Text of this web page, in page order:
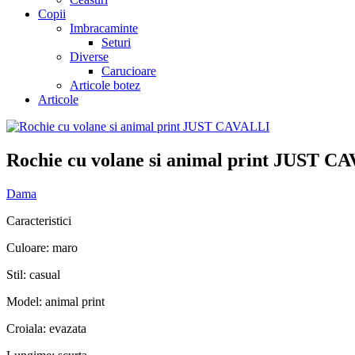
Copii
Imbracaminte
Seturi
Diverse
Carucioare
Articole botez
Articole
Rochie cu volane si animal print JUST
Dama
Caracteristici
Culoare: maro
Stil: casual
Model: animal print
Croiala: evazata